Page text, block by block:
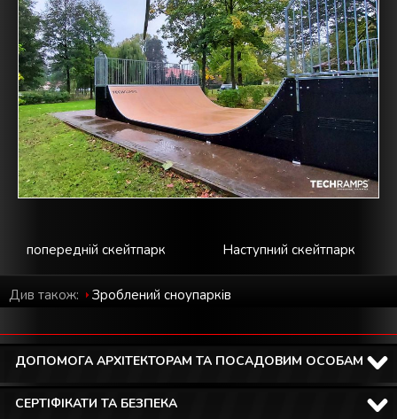
Наступний скейтпарк
попередній скейтпарк
Див також: Зроблений cноупарків
ДОПОМОГА АРХІТЕКТОРАМ ТА ПОСАДОВИМ ОСОБАМ
СЕРТІФІКАТИ ТА БЕЗПЕКА